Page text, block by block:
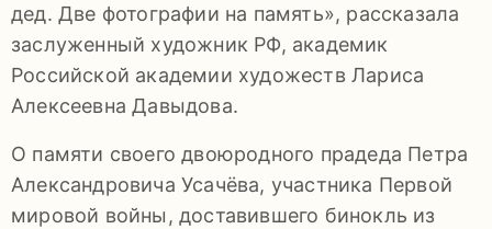
дед. Две фотографии на память», рассказала
заслуженный художник РФ, академик
Российской академии художеств Лариса
Алексеевна Давыдова.
О памяти своего двоюродного прадеда Петра
Александровича Усачёва, участника Первой
мировой войны, доставившего бинокль из